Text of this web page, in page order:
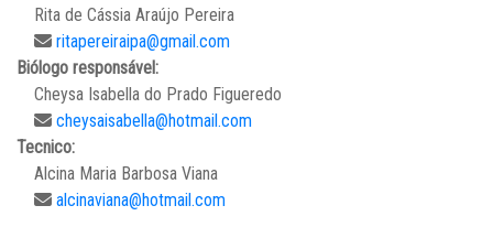
Rita de Cássia Araújo Pereira
ritapereiraipa@gmail.com
Biólogo responsável:
Cheysa Isabella do Prado Figueredo
cheysaisabella@hotmail.com
Tecnico:
Alcina Maria Barbosa Viana
alcinaviana@hotmail.com